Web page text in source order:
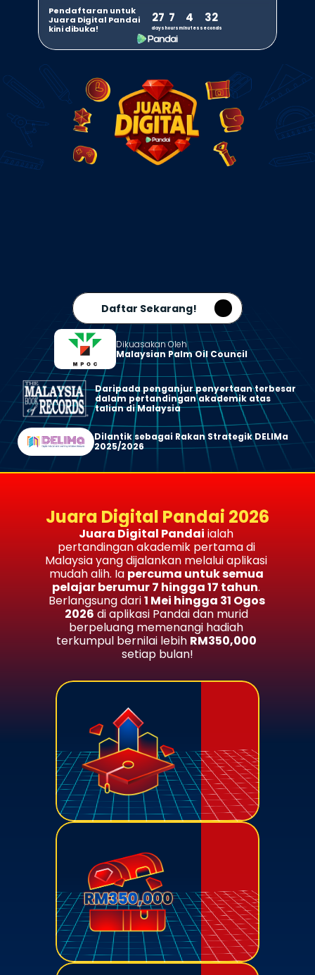
Pendaftaran untuk
Juara Digital Pandai
kini dibuka!
27
days
7
hours
4
minutes
32
seconds
Daftar Sekarang!
Dikuasakan Oleh
Malaysian Palm Oil Council
Daripada penganjur penyertaan terbesar
dalam pertandingan akademik atas
talian di Malaysia
Dilantik sebagai Rakan Strategik DELIMa
2025/2026
Juara Digital Pandai 2026
Juara Digital Pandai ialah
pertandingan akademik pertama di
Malaysia yang dijalankan melalui aplikasi
mudah alih. Ia percuma untuk semua
pelajar berumur 7 hingga 17 tahun.
Berlangsung dari 1 Mei hingga 31 Ogos
2026 di aplikasi Pandai dan murid
berpeluang memenangi hadiah
terkumpul bernilai lebih RM350,000
setiap bulan!